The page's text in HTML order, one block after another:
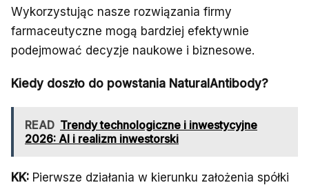
Wykorzystując nasze rozwiązania firmy
farmaceutyczne mogą bardziej efektywnie
podejmować decyzje naukowe i biznesowe.
Kiedy doszło do powstania NaturalAntibody?
READ Trendy technologiczne i inwestycyjne
2026: AI i realizm inwestorski
KK: Pierwsze działania w kierunku założenia spółki